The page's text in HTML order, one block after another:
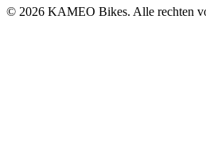
© 2026 KAMEO Bikes. Alle rechten